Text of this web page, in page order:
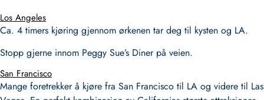
Los Angeles
Ca. 4 timers kjøring gjennom ørkenen tar deg til kysten og LA.
Stopp gjerne innom Peggy Sue’s Diner på veien.
San Francisco
Mange foretrekker å kjøre fra San Francisco til LA og videre til Las